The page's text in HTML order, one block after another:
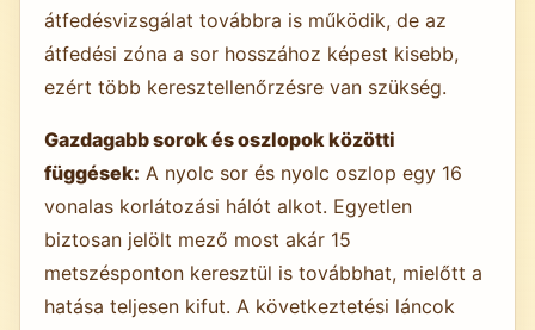
átfedésvizsgálat továbbra is működik, de az
átfedési zóna a sor hosszához képest kisebb,
ezért több keresztellenőrzésre van szükség.
Gazdagabb sorok és oszlopok közötti
függések: A nyolc sor és nyolc oszlop egy 16
vonalas korlátozási hálót alkot. Egyetlen
biztosan jelölt mező most akár 15
metszésponton keresztül is továbbhat, mielőtt a
hatása teljesen kifut. A következtetési láncok